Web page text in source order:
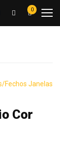
0
Fechos Janelas
Cor